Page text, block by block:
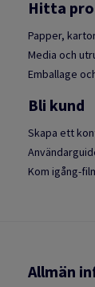
Hitta
Papper,
Media och
Emballage
Bli kund
Skapa ett
Kom igång-
Allmän